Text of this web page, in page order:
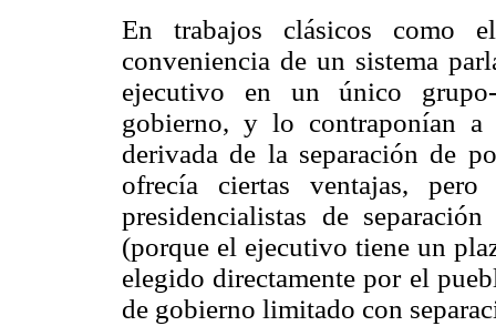
En trabajos clásicos como
conveniencia de un sistema
ejecutivo en un único
gobierno, y lo contraponían
derivada de la separación de
ofrecía ciertas ventajas,
presidencialistas de
(porque el ejecutivo tiene un
elegido directamente por el
de gobierno limitado con